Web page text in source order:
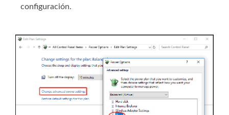
configuración.